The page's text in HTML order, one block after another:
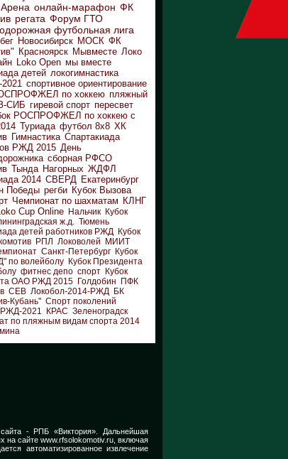
онлайн-марафон ФК
регата Форум ГТО
футбольная лига
Новосибирск МОСК ФК
Красноярск Мывместе Локо
Loko Open мы вместе
детей локогимнастика
спортивное ориентирование
по хоккею пляжный
СИБ гиревой спорт пересвет
РОСПРОФЖЕЛ по хоккею с
Туриада футбол 8х8 ХК
Гимнастика Спартакиада
РЖД 2015 День
сборная РФСО
Тында Нагорных ЖДФЛ
2014 СВЕРД Екатеринбург
Победы регби Кубок Вызова
Чемпионат по шахматам КЛНГ
Cup Online Нальчик Кубок
ж.д. Тюмень
детей работников РЖД Кубок
РПЛ Локоволей
МИИТ
Санкт-Петербург Кубок
по волейболу Кубок Президента
фитнес депо спорт Кубок
ОАО РЖД 2015 Голдобин
ПФК
СЕВ Локобол-2014-РЖД БК
Кубань" Спорт поколений
2021
КРАС Зеленоградск
по пляжным видам спорта 2014
- РПБ «Виктория».
Дальнейшая
на сайте www.rfsolokomotiv.ru, включая
автоматизированное извлечение